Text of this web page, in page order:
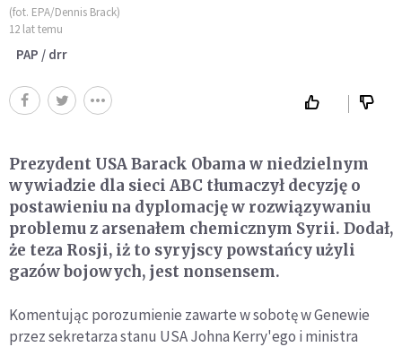
(fot. EPA/Dennis Brack)
12 lat temu
PAP / drr
Prezydent USA Barack Obama w niedzielnym
wywiadzie dla sieci ABC tłumaczył decyzję o
postawieniu na dyplomację w rozwiązywaniu
problemu z arsenałem chemicznym Syrii. Dodał,
że teza Rosji, iż to syryjscy powstańcy użyli
gazów bojowych, jest nonsensem.
Komentując porozumienie zawarte w sobotę w Genewie
przez sekretarza stanu USA Johna Kerry'ego i ministra